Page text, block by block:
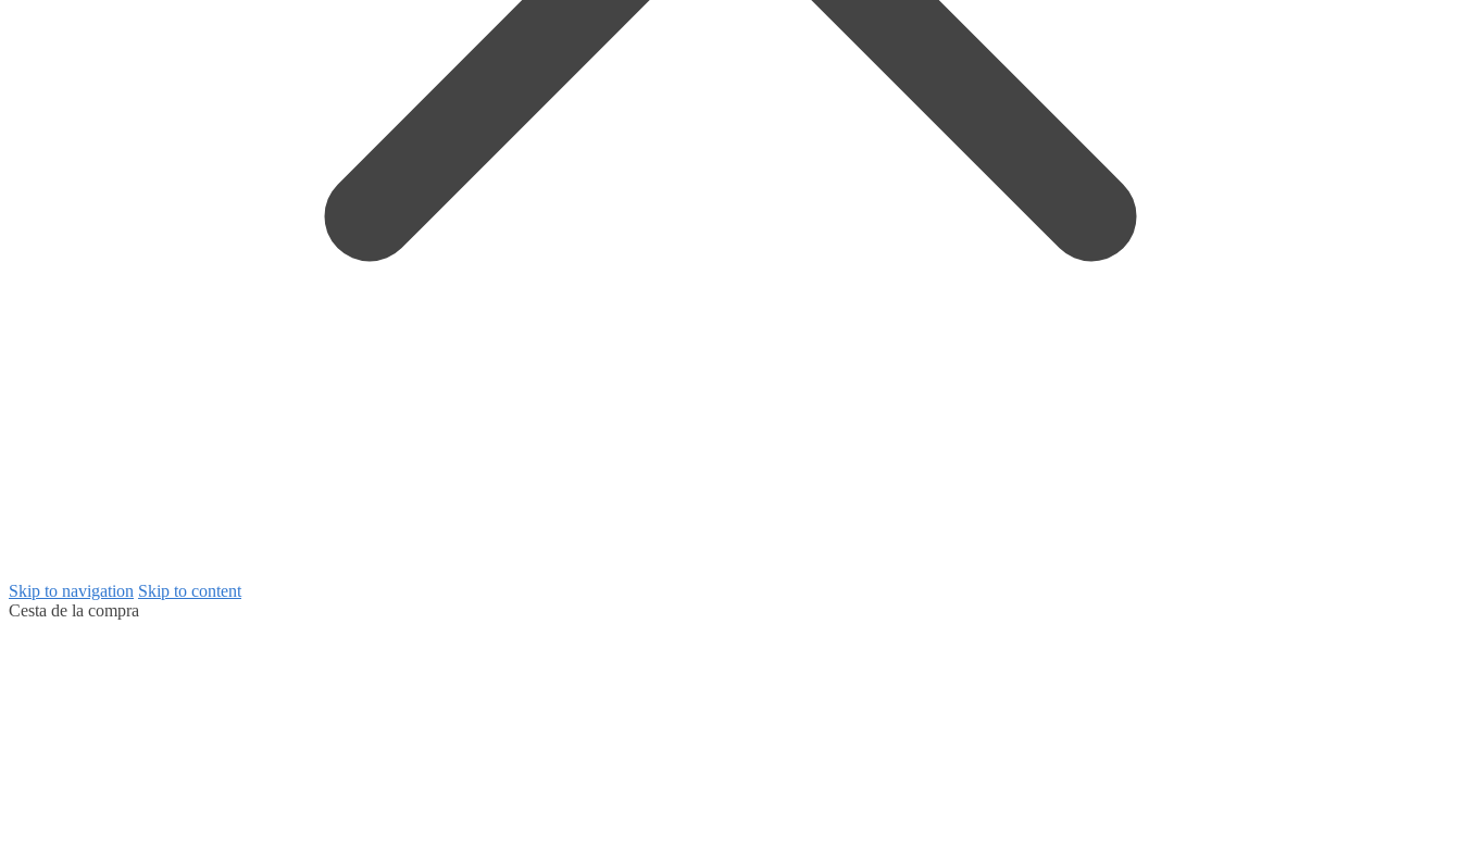
Skip to navigation Skip to content
Cesta de la compra